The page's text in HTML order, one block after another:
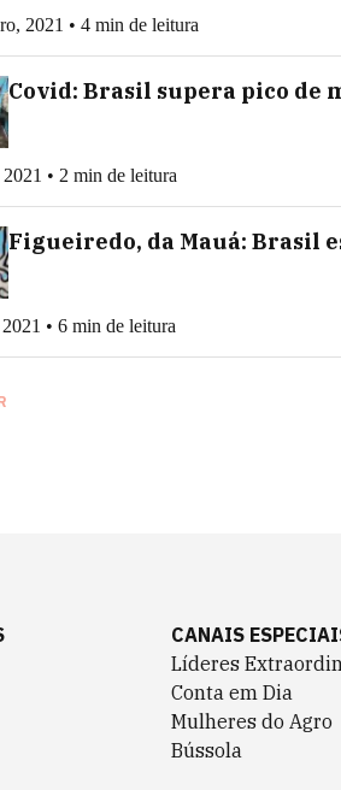
2021 • 4 min de leitura
Covid: Brasil supera pico de
• 2 min de leitura
Figueiredo, da Mauá: Brasil
• 6 min de leitura
CANAIS
Líderes
Conta em Dia
Mulheres do Agro
Bússola